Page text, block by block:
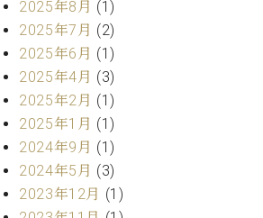
ナ
ル
W.
ホ
フ
マ
ン
ト
ラ
子
・
技
術
営
業
セ
ン
ー
2025年8月 (1)
2025年7月 (2)
2025年6月 (1)
2025年4月 (3)
2025年2月 (1)
2025年1月 (1)
2024年9月 (1)
2024年5月 (3)
2023年12月 (1)